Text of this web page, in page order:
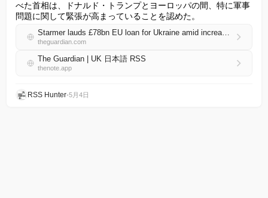
べた首相は、ドナルド・トランプとヨーロッパの間、特に軍事
問題に関して緊張が高まっていることを認めた。
Starmer lauds £78bn EU loan for Ukraine amid increased Trump tensions
theguardian.com
The Guardian | UK 日本語 RSS
thenote.app
RSS Hunter•5月4日